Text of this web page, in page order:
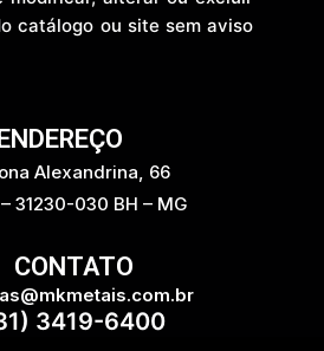
b
u
catálogo ou site sem aviso
Alexandrina, 66
31230-030 BH – MG
CONTATO
3419-6400